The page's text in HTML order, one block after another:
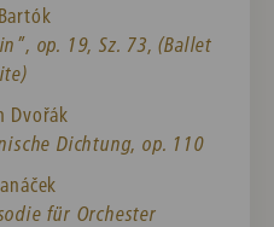
op. 19, Sz. 73, (Ballet
Dvořák
Dichtung, op. 110
für Orchester